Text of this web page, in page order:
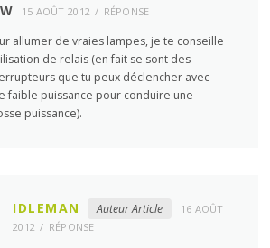
15 AOÛT 2012 RÉPONSE
allumer de vraies lampes, je te conseille
de relais (en fait se sont des
que tu peux déclencher avec
faible puissance pour conduire une
puissance).
IDLEMAN Auteur Article
16 AOÛT
2012
RÉPONSE